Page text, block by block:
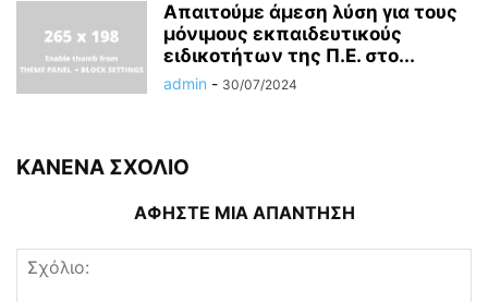
Απαιτούμε άμεση λύση για τους
μόνιμους εκπαιδευτικούς
ειδικοτήτων της Π.Ε. στο...
admin - 30/07/2024
ΚΑΝΕΝΑ ΣΧΟΛΙΟ
ΑΦΗΣΤΕ ΜΙΑ ΑΠΑΝΤΗΣΗ